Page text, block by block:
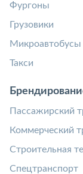
Фургоны
Грузовики
Микроавтобусы
Такси
Пассажирский
Коммерческий
Строительная
Спецтранспорт